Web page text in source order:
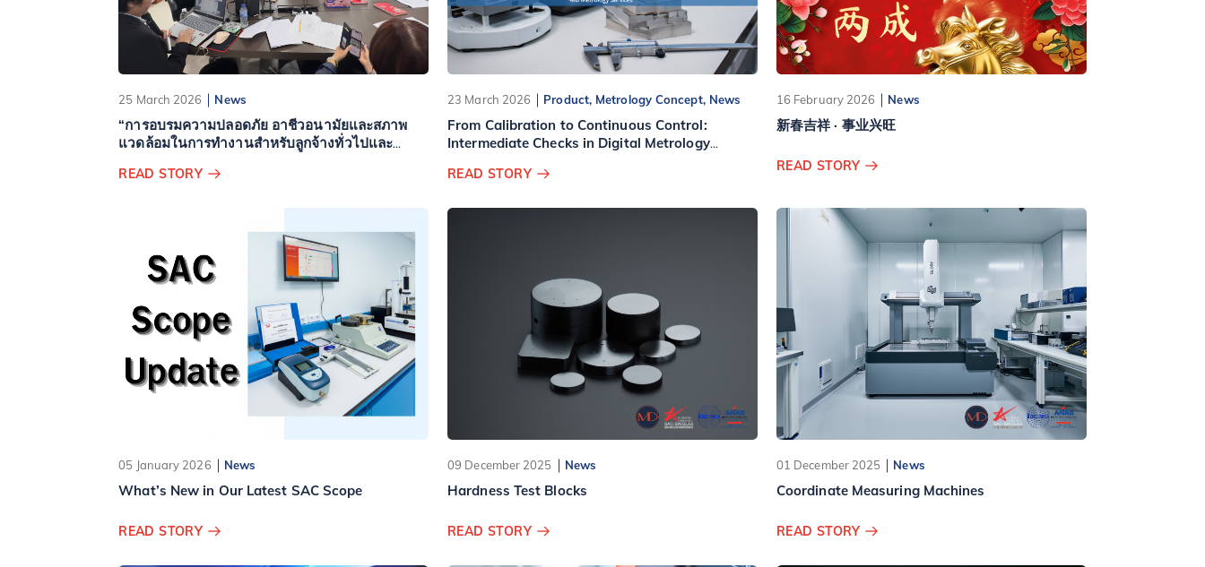
25 March 2026 News
“การอบรมความปลอดภัย อาชีวอนามัยและสภาพ
แวดล้อมในการทำงานสำหรับลูกจ้างทั่วไปและ
READ STORY
23 March 2026 Product, Metrology Concept, News
From Calibration to Continuous Control:
Intermediate Checks in Digital Metrology
READ STORY
16 February 2026 News
新春吉祥 · 事业兴旺
READ STORY
05 January 2026 News
What’s New in Our Latest SAC Scope
READ STORY
09 December 2025 News
Hardness Test Blocks
READ STORY
01 December 2025 News
Coordinate Measuring Machines
READ STORY